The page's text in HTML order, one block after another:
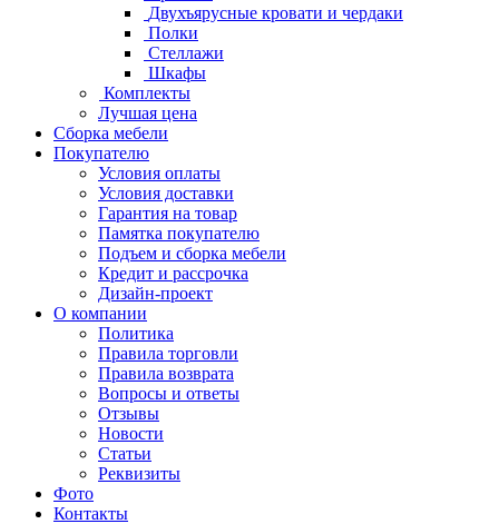
Двухъярусные кровати и чердаки
Полки
Стеллажи
Шкафы
Комплекты
Лучшая цена
Сборка мебели
Покупателю
Условия оплаты
Условия доставки
Гарантия на товар
Памятка покупателю
Подъем и сборка мебели
Кредит и рассрочка
Дизайн-проект
О компании
Политика
Правила торговли
Правила возврата
Вопросы и ответы
Отзывы
Новости
Статьи
Реквизиты
Фото
Контакты